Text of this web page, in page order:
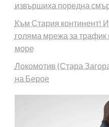
извършиха поредна
Към Стария континент!
голяма мрежа за
море
Локомотив (Стара
на Берое